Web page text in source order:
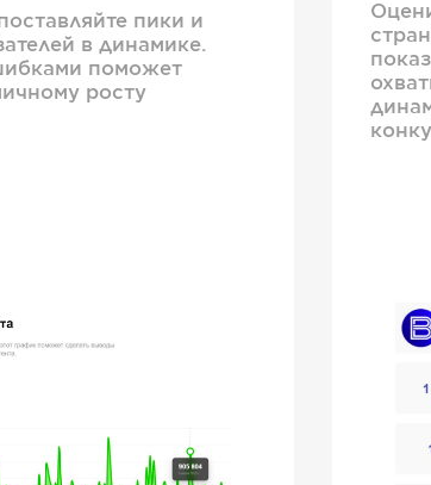
пики и
в динамике.
поможет
росту